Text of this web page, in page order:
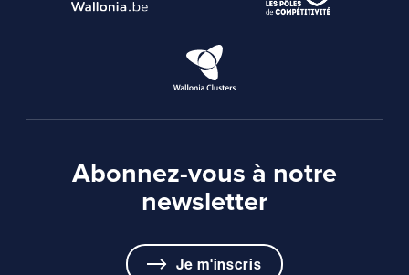
Abonnez-vous à notre
newsletter
Je m'inscris